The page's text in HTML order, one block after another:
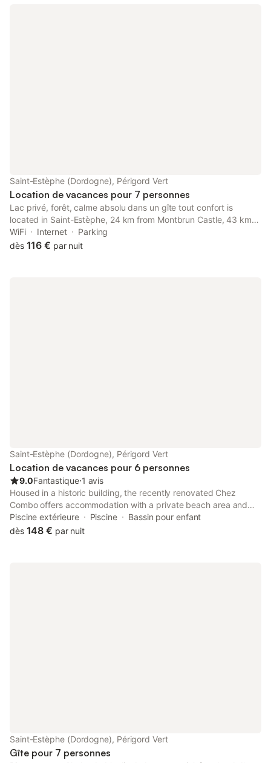
Saint-Estèphe (Dordogne), Périgord Vert
Location de vacances pour 7 personnes
Lac privé, forêt, calme absolu dans un gîte tout confort is
located in Saint-Estèphe, 24 km from Montbrun Castle, 43 km
from Jumilhac Castle, as well as 45 km from Bourdeilles Castle.
WiFi Internet
Parking
dès 116 € par nuit
Saint-Estèphe (Dordogne), Périgord Vert
Location de vacances pour 6 personnes
9.0Fantastique⋅1 avis
Housed in a historic building, the recently renovated Chez
Combo offers accommodation with a private beach area and
free WiFi. This property offers access to a terrace and free
private parking.
Piscine extérieure Piscine
Bassin pour enfant
dès 148 € par nuit
Saint-Estèphe (Dordogne), Périgord Vert
Gîte pour 7 personnes